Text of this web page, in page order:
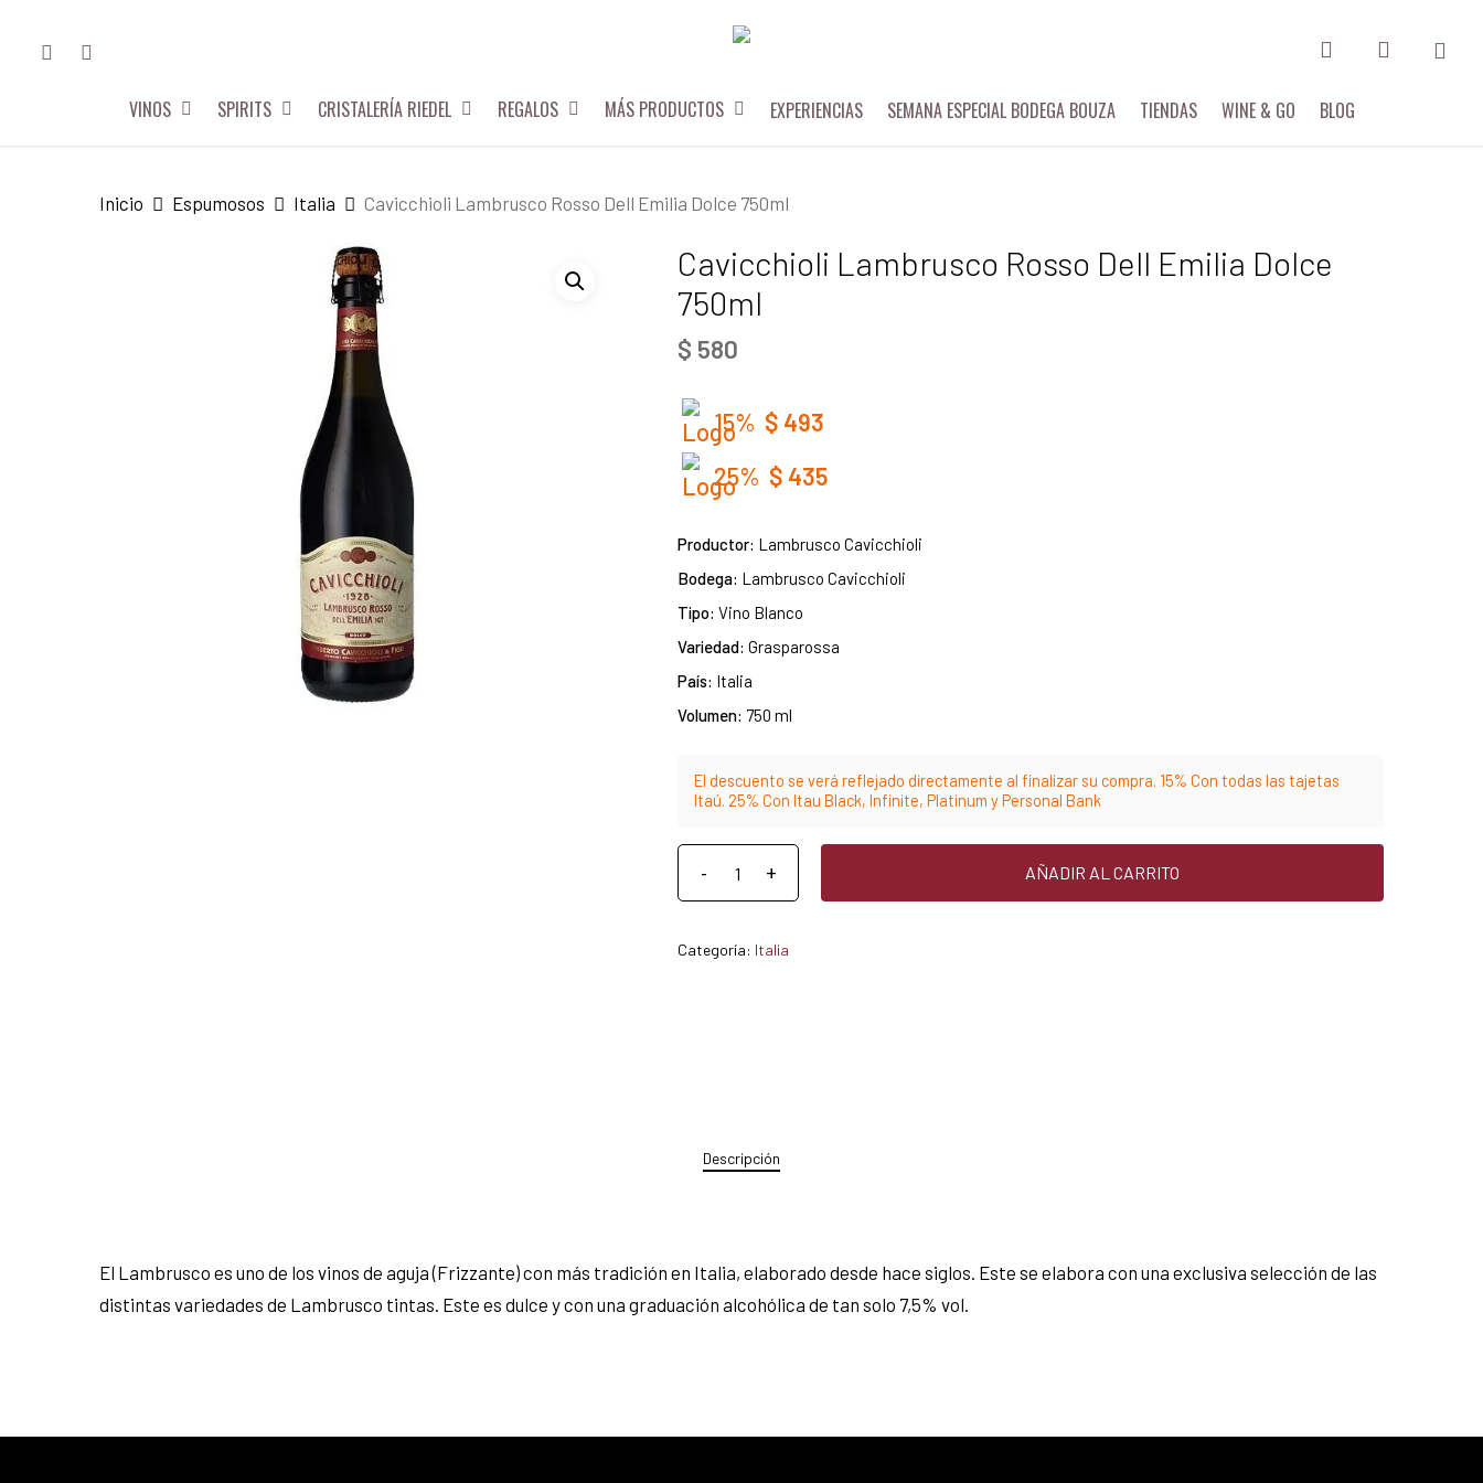
FACEBOOKINSTAGRAM
VINOS SPIRITS CRISTALERÍA RIEDEL REGALOS MÁS PRODUCTOS EXPERIENCIAS SEMANA ESPECIAL BODEGA BOUZA TIENDAS WINE & GO BLOG
Inicio Espumosos Italia Cavicchioli Lambrusco Rosso Dell Emilia Dolce 750ml
Cavicchioli Lambrusco Rosso Dell Emilia Dolce
750ml
$ 580
15% $ 493
25% $ 435
Productor: Lambrusco Cavicchioli
Bodega: Lambrusco Cavicchioli
Tipo: Vino Blanco
Variedad: Grasparossa
País: Italia
Volumen: 750 ml
El descuento se verá reflejado directamente al finalizar su compra. 15% Con todas las tajetas
Itaú. 25% Con Itau Black, Infinite, Platinum y Personal Bank
AÑADIR AL CARRITO
Categoría: Italia
Descripción
El Lambrusco es uno de los vinos de aguja (Frizzante) con más tradición en Italia, elaborado desde hace siglos. Este se elabora con una exclusiva selección de las
distintas variedades de Lambrusco tintas. Este es dulce y con una graduación alcohólica de tan solo 7,5% vol.